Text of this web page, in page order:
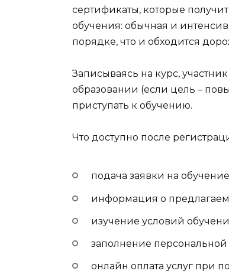
сертификаты, которые
обучения: обычная и
порядке, что и обходится
Записываясь на курс,
образовании (если цель –
приступать к обучению.
Что доступно после
подача заявки на
информация о
изучение условий
заполнение
онлайн оплата услуг при